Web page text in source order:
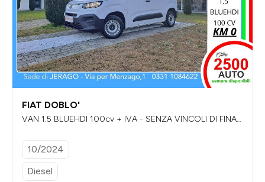
FIAT DOBLO'
VAN 1.5 BLUEHDI 100cv + IVA - SENZA VINCOLI DI FINAN
10/2024
Diesel